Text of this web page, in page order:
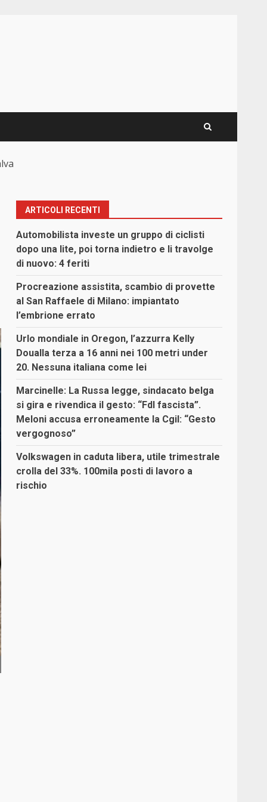
ARTICOLI RECENTI
Automobilista investe un gruppo di ciclisti
dopo una lite, poi torna indietro e li travolge
di nuovo: 4 feriti
Procreazione assistita, scambio di provette
al San Raffaele di Milano: impiantato
l’embrione errato
Urlo mondiale in Oregon, l’azzurra Kelly
Doualla terza a 16 anni nei 100 metri under
20. Nessuna italiana come lei
Marcinelle: La Russa legge, sindacato belga
si gira e rivendica il gesto: “FdI fascista”.
Meloni accusa erroneamente la Cgil: “Gesto
vergognoso”
Volkswagen in caduta libera, utile trimestrale
crolla del 33%. 100mila posti di lavoro a
rischio